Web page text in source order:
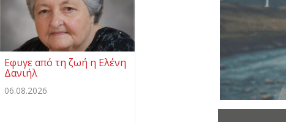
Εφυγε από τη ζωή η Ελένη
Δανιήλ
06.08.2026